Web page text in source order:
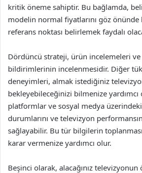
kritik öneme sahiptir. Bu bağlamda,
modelin normal fiyatlarını göz
referans noktası belirlemek faydalı
Dördüncü strateji, ürün incelemeleri ve
bildirimlerinin incelenmesidir. Diğer
deneyimleri, almak istediğiniz
bekleyebileceğinizi bilmenize
platformlar ve sosyal medya
durumlarını ve televizyon
sağlayabilir. Bu tür bilgilerin
karar vermenize yardımcı olur.
Beşinci olarak, alacağınız